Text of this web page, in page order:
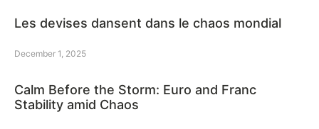
Les devises dansent dans le chaos mondial
December 1, 2025
Calm Before the Storm: Euro and Franc
Stability amid Chaos